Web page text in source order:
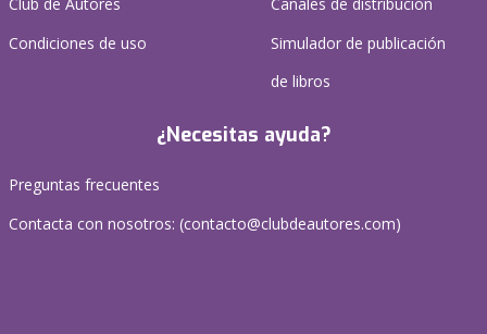
Club de Autores
Condiciones de uso
Canales de distribución
Simulador de publicación
de libros
¿Necesitas ayuda?
Preguntas frecuentes
Contacta con nosotros: (contacto@clubdeautores.com)